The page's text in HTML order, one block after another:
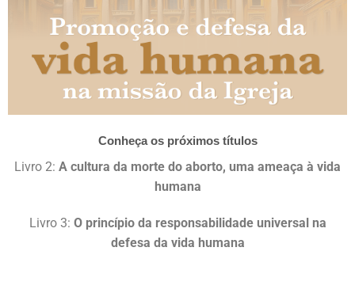
Conheça os próximos títulos
Livro 2: A cultura da morte do aborto, uma ameaça à vida
humana
Livro 3: O princípio da responsabilidade universal na
defesa da vida humana